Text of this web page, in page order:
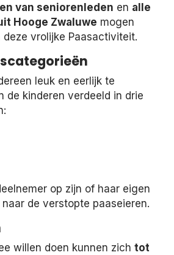
van seniorenleden en alle
Hooge Zwaluwe mogen
deze vrolijke Paasactiviteit.
leuk en eerlijk te
de kinderen verdeeld in drie
op zijn of haar eigen
de verstopte paaseieren.
willen doen kunnen zich tot